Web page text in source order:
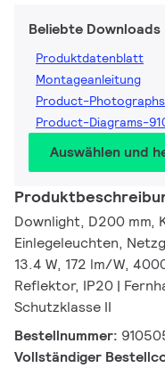
Beliebte Downloads
Produktdatenblatt
Montageanleitung
Product-
Product-Diagrams-
Auswählen und
Downlight, D200 mm,
Einlegeleuchten,
13.4 W, 172 lm/W,
Reflektor, IP20 |
Schutzklasse II
Bestellnummer:
Vollständiger